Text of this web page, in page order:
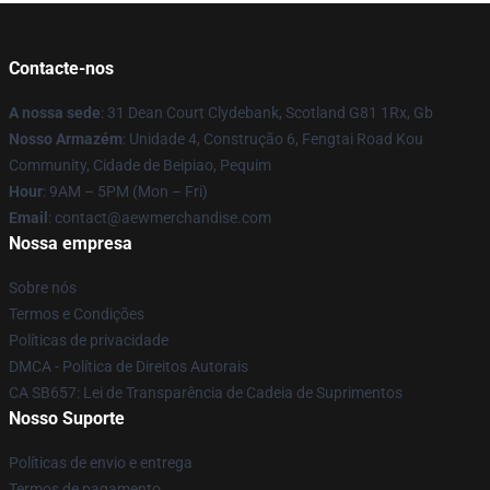
Contacte-nos
A nossa sede: 31 Dean Court Clydebank, Scotland G81 1Rx, Gb
Nosso Armazém: Unidade 4, Construção 6, Fengtai Road Kou
Community, Cidade de Beipiao, Pequim
Hour: 9AM – 5PM (Mon – Fri)
Email : contact@aewmerchandise.com
Nossa empresa
Sobre nós
Termos e Condições
Políticas de privacidade
DMCA - Política de Direitos Autorais
CA SB657: Lei de Transparência de Cadeia de Suprimentos
Nosso Suporte
Políticas de envio e entrega